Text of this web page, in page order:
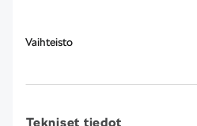
Vaihteisto
Tekniset tiedot